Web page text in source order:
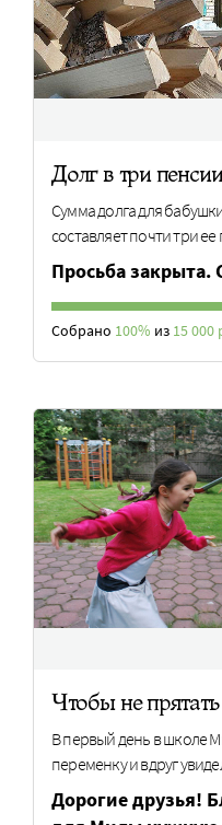
Долг в три пенсии
Сумма долга для
составляет почти три
Просьба закрыта.
Собрано 100% из 15 000
Чтобы не
В первый день в школе
переменку и вдруг
Дорогие друзья!